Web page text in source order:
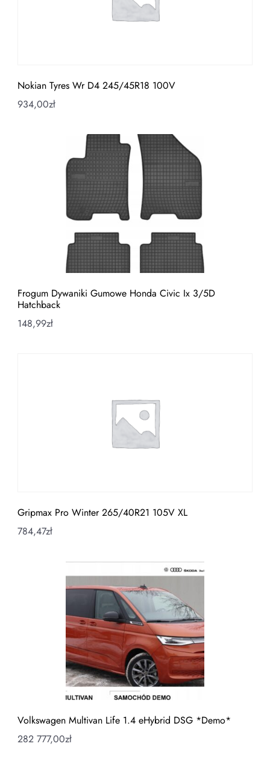
Nokian Tyres Wr D4 245/45R18 100V
934,00zł
Frogum Dywaniki Gumowe Honda Civic Ix 3/5D
Hatchback
148,99zł
Gripmax Pro Winter 265/40R21 105V XL
784,47zł
Volkswagen Multivan Life 1.4 eHybrid DSG *Demo*
282 777,00zł